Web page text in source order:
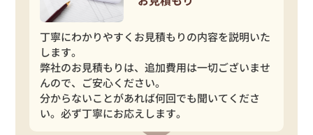
丁寧にわかりやすくお見積もりの内容を説明いた
します。
弊社のお見積もりは、追加費用は一切ございませ
んので、ご安心ください。
分からないことがあれば何回でも聞いてくださ
い。必ず丁寧にお応えします。